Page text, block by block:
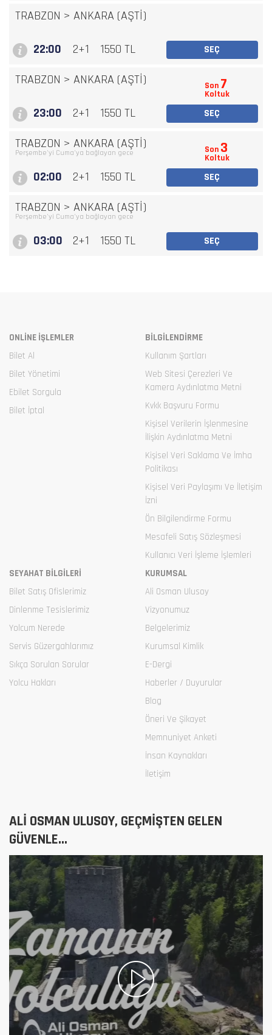
22:00
TRABZON > ANKARA (AŞTİ)
2+1 1550 TL SEÇ
23:00
TRABZON > ANKARA (AŞTİ)
2+1
Son 7
Koltuk
1550 TL SEÇ
02:00
TRABZON > ANKARA (AŞTİ)
Perşembe'yi Cuma'ya bağlayan gece
2+1
Son 3
Koltuk
1550 TL SEÇ
03:00
TRABZON > ANKARA (AŞTİ)
Perşembe'yi Cuma'ya bağlayan gece
2+1 1550 TL SEÇ
ONLİNE İŞLEMLER
Bilet Al
Bilet Yönetimi
Ebilet Sorgula
Bilet İptal
BİLGİLENDİRME
Kullanım Şartları
Web Sitesi Çerezleri Ve
Kamera Aydınlatma Metni
Kvkk Başvuru Formu
Kişisel Verilerin İşlenmesine
İlişkin Aydınlatma Metni
Kişisel Veri Saklama Ve İmha
Politikası
Kişisel Veri Paylaşımı Ve İletişim
İzni
Ön Bilgilendirme Formu
Mesafeli Satış Sözleşmesi
Kullanıcı Veri İşleme İşlemleri
SEYAHAT BİLGİLERİ
Bilet Satış Ofislerimiz
Dinlenme Tesislerimiz
Yolcum Nerede
Servis Güzergahlarımız
Sıkça Sorulan Sorular
Yolcu Hakları
KURUMSAL
Ali Osman Ulusoy
Vizyonumuz
Belgelerimiz
Kurumsal Kimlik
E-Dergi
Haberler / Duyurular
Blog
Öneri Ve Şikayet
Memnuniyet Anketi
İnsan Kaynakları
İletişim
ALİ OSMAN ULUSOY, GEÇMİŞTEN GELEN
GÜVENLE...